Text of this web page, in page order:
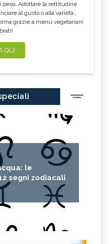
peso. Adottare la rettitudine
al gusto o alla varietà:
grazie a menu vegetariani
QUI
le
segni zodiacali